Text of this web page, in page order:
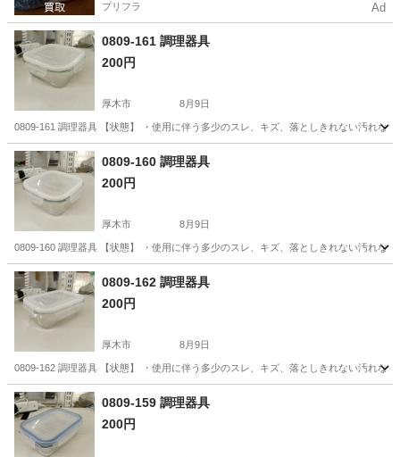
プリフラ Ad
0809-161 調理器具
200円
厚木市 8月9日
0809-161 調理器具 【状態】 ・使用に伴う多少のスレ、キズ、落としきれない汚れ
神奈川 厚木市 調理器具 現地
0809-160 調理器具
200円
厚木市 8月9日
0809-160 調理器具 【状態】 ・使用に伴う多少のスレ、キズ、落としきれない汚れ
神奈川 厚木市 調理器具 現地
0809-162 調理器具
200円
厚木市 8月9日
0809-162 調理器具 【状態】 ・使用に伴う多少のスレ、キズ、落としきれない汚れ
神奈川 厚木市 調理器具 現地
0809-159 調理器具
200円